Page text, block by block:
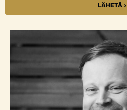
LÄHETÄ ›